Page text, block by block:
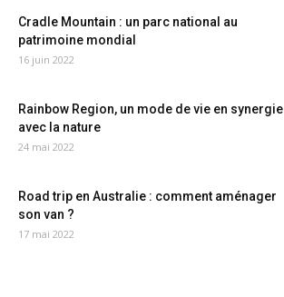
Cradle Mountain : un parc national au
patrimoine mondial
16 juin 2022
Rainbow Region, un mode de vie en synergie
avec la nature
24 mai 2022
Road trip en Australie : comment aménager
son van ?
17 mai 2022